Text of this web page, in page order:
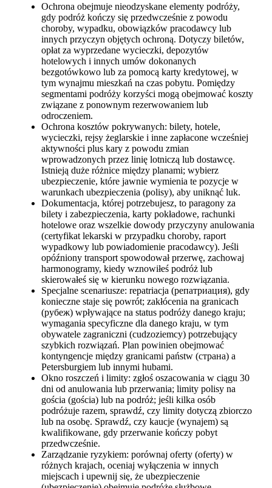
Ochrona obejmuje nieodzyskane elementy podróży,
gdy podróż kończy się przedwcześnie z powodu
choroby, wypadku, obowiązków pracodawcy lub
innych przyczyn objętych ochroną. Dotyczy biletów,
opłat za wyprzedane wycieczki, depozytów
hotelowych i innych umów dokonanych
bezgotówkowo lub za pomocą karty kredytowej, w
tym wynajmu mieszkań na czas pobytu. Pomiędzy
segmentami podróży korzyści mogą obejmować koszty
związane z ponownym rezerwowaniem lub
odroczeniem.
Ochrona kosztów pokrywanych: bilety, hotele,
wycieczki, rejsy żeglarskie i inne zapłacone wcześniej
aktywności plus kary z powodu zmian
wprowadzonych przez linię lotniczą lub dostawcę.
Istnieją duże różnice między planami; wybierz
ubezpieczenie, które jawnie wymienia te pozycje w
warunkach ubezpieczenia (polisy), aby uniknąć luk.
Dokumentacja, której potrzebujesz, to paragony za
bilety i zabezpieczenia, karty pokładowe, rachunki
hotelowe oraz wszelkie dowody przyczyny anulowania
(certyfikat lekarski w przypadku choroby, raport
wypadkowy lub powiadomienie pracodawcy). Jeśli
opóźniony transport spowodował przerwę, zachowaj
harmonogramy, kiedy wznowiłeś podróż lub
skierowałeś się w kierunku nowego rozwiązania.
Specjalne scenariusze: repatriacja (репатриация), gdy
konieczne staje się powrót; zakłócenia na granicach
(рубеж) wpływające na status podróży danego kraju;
wymagania specyficzne dla danego kraju, w tym
obywatele zagraniczni (cudzoziemcy) potrzebujący
szybkich rozwiązań. Plan powinien obejmować
kontyngencje między granicami państw (страна) a
Petersburgiem lub innymi hubami.
Okno roszczeń i limity: zgłoś oszacowania w ciągu 30
dni od anulowania lub przerwania; limity polisy na
gościa (gościa) lub na podróż; jeśli kilka osób
podróżuje razem, sprawdź, czy limity dotyczą zbiorczo
lub na osobę. Sprawdź, czy kaucje (wynajem) są
kwalifikowane, gdy przerwanie kończy pobyt
przedwcześnie.
Zarządzanie ryzykiem: porównaj oferty (oferty) w
różnych krajach, oceniaj wyłączenia w innych
miejscach i upewnij się, że ubezpieczenie